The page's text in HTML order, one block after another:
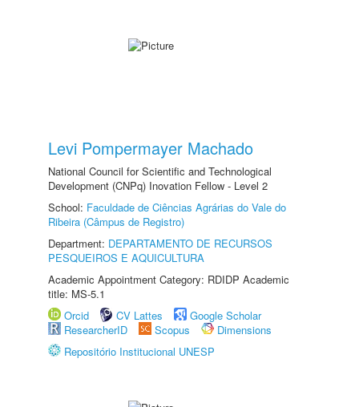
Levi Pompermayer Machado
National Council for Scientific and Technological
Development (CNPq) Inovation Fellow - Level 2
School: Faculdade de Ciências Agrárias do Vale do
Ribeira (Câmpus de Registro)
Department: DEPARTAMENTO DE RECURSOS
PESQUEIROS E AQUICULTURA
Academic Appointment Category: RDIDP Academic
title: MS-5.1
Orcid
CV Lattes
Google Scholar
ResearcherID
Scopus
Dimensions
Repositório Institucional UNESP